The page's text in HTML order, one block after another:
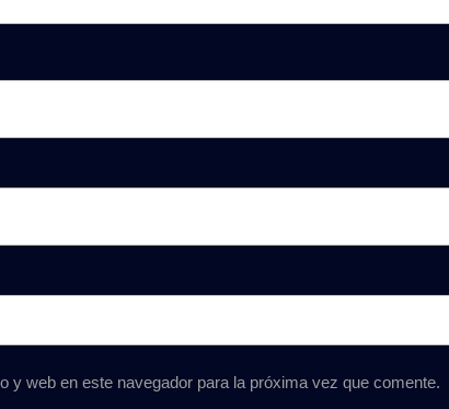
y web en este navegador para la próxima vez que comente.